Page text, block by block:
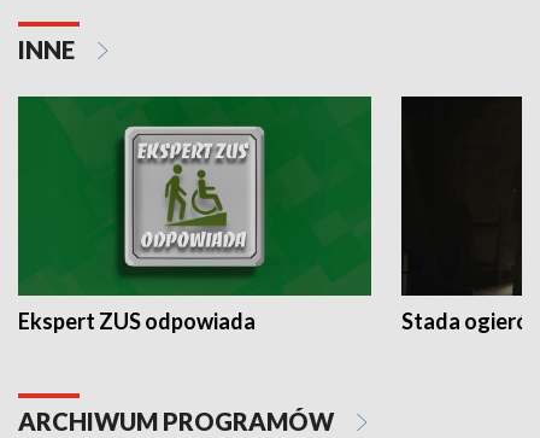
INNE
Ekspert ZUS odpowiada Stada
ARCHIWUM PROGRAMÓW